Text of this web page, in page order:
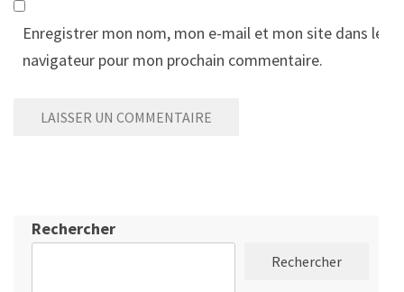
Enregistrer mon nom, mon e-mail et mon site dans le
navigateur pour mon prochain commentaire.
Rechercher
Rechercher